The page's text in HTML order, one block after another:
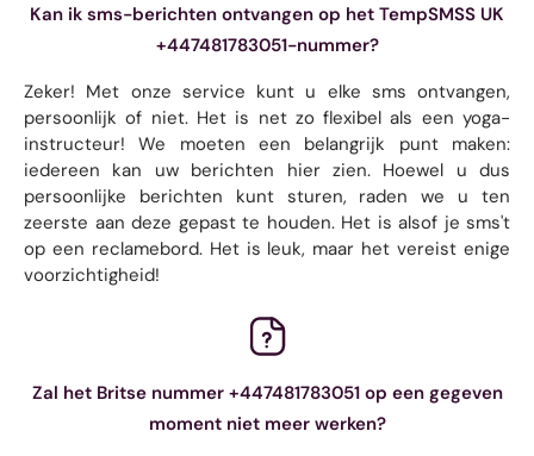
Kan ik sms-berichten ontvangen op het TempSMSS UK
+447481783051-nummer?
Zeker! Met onze service kunt u elke sms ontvangen,
persoonlijk of niet. Het is net zo flexibel als een yoga-
instructeur! We moeten een belangrijk punt maken:
iedereen kan uw berichten hier zien. Hoewel u dus
persoonlijke berichten kunt sturen, raden we u ten
zeerste aan deze gepast te houden. Het is alsof je sms't
op een reclamebord. Het is leuk, maar het vereist enige
voorzichtigheid!
Zal het Britse nummer +447481783051 op een gegeven
moment niet meer werken?